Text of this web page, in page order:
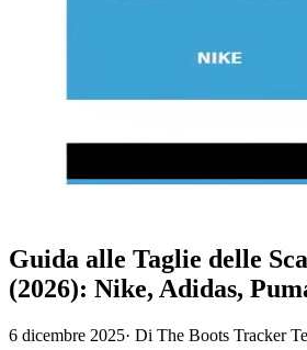
Guida alle Taglie delle
(2026): Nike, Adidas,
6 dicembre 2025· Di The Boots Tracker